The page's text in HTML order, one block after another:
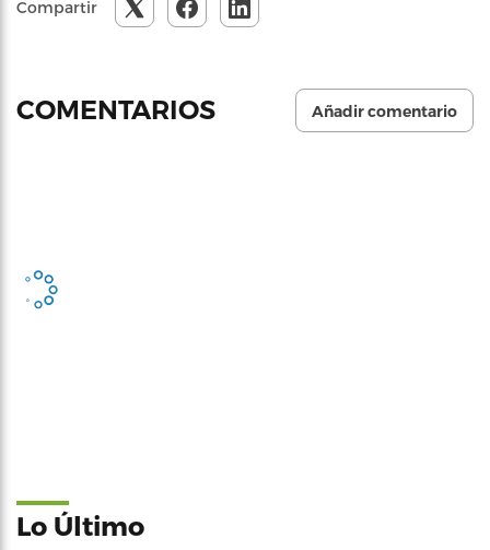
Compartir
COMENTARIOS Añadir comentario
Lo Último